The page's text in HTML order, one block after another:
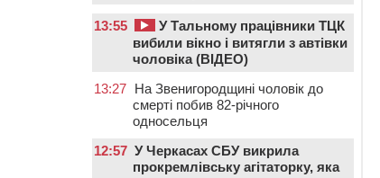
13:55
У Тальному працівники ТЦК
вибили вікно і витягли з автівки
чоловіка (ВІДЕО)
13:27 На Звенигородщині чоловік до
смерті побив 82-річного
односельця
12:57 У Черкасах СБУ викрила
прокремлівську агітаторку, яка